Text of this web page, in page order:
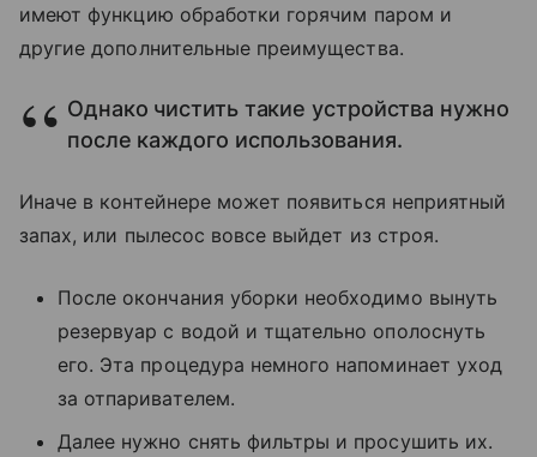
имеют функцию обработки горячим паром и
другие дополнительные преимущества.
Однако чистить такие устройства нужно
после каждого использования.
Иначе в контейнере может появиться неприятный
запах, или пылесос вовсе выйдет из строя.
После окончания уборки необходимо вынуть
резервуар с водой и тщательно ополоснуть
его. Эта процедура немного напоминает уход
за отпаривателем.
Далее нужно снять фильтры и просушить их.